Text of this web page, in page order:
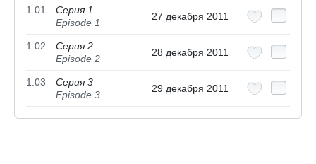
1.01
Серия 1
Episode 1
27 декабря 2011
1.02
Серия 2
Episode 2
28 декабря 2011
1.03
Серия 3
Episode 3
29 декабря 2011